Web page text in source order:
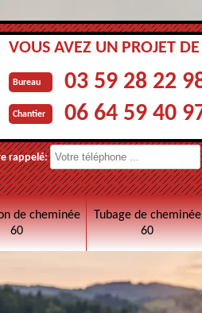
VOUS AVEZ UN PROJET
Bureau 03 59 28 22
Chantier 06 64 59 40
rappelé:
de cheminée
60
Tubage de cheminée
60